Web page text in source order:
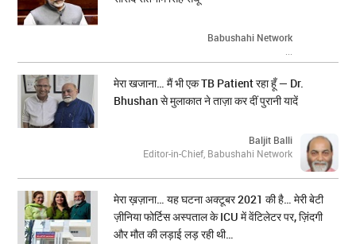
Babushahi Network
मेरा खजाना… मैं भी एक TB Patient रहा हूँ — Dr.
Bhushan से मुलाकात ने ताज़ा कर दीं पुरानी यादें
Baljit Balli
Editor-in-Chief, Babushahi Network
मेरा ख़ज़ाना… यह घटना अक्टूबर 2021 की है… मेरी बेटी
ज़ीनिया फोर्टिस अस्पताल के ICU में वेंटिलेटर पर, ज़िंदगी
और मौत की लड़ाई लड़ रही थी…